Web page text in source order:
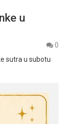
u
0
sutra u subotu